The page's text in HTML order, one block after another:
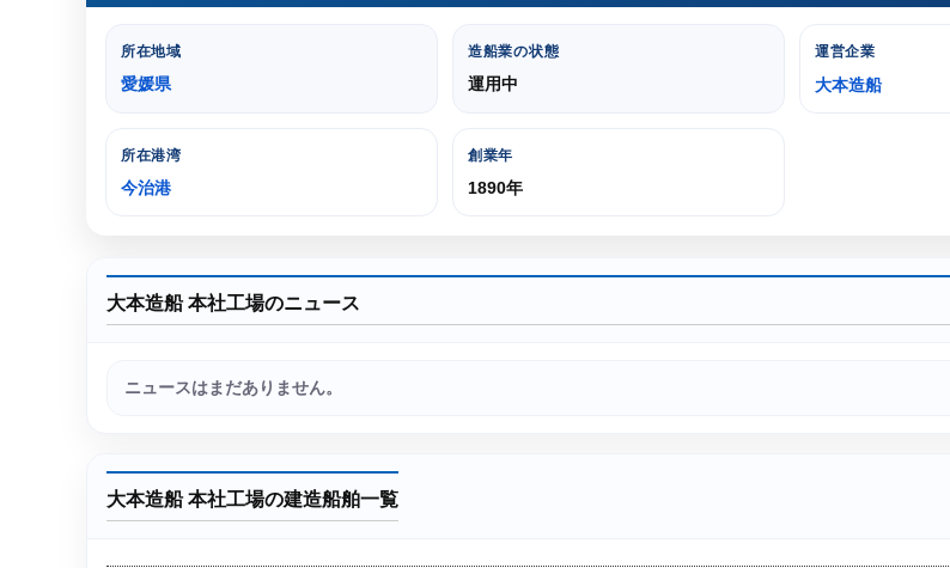
所在地域
愛媛県
造船業の状態
運用中
運営企業
大本造船
所在港湾
今治港
創業年
1890年
大本造船 本社工場のニュース
ニュースはまだありません。
大本造船 本社工場の建造船舶一覧